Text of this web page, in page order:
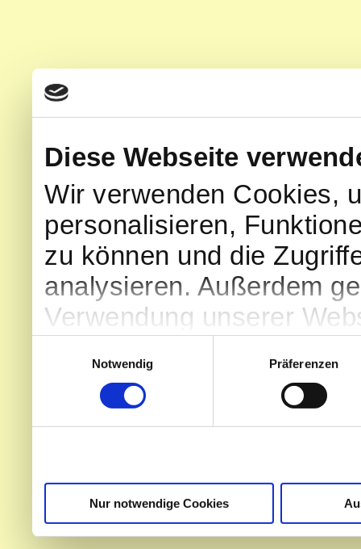
Diese Webseite
Wir verwenden Cookies,
personalisieren,
zu können und die
analysieren. Außerdem
Verwendung unserer
Partner führen diese
weiteren Daten
Notwendig
Präferenzen
Nur notwendige Cookies